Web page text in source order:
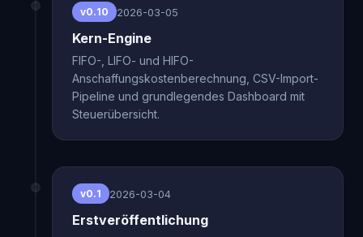
v0.10 2026-03-05
Kern-Engine
FIFO-, LIFO- und HIFO-
Anschaffungskostenberechnung, CSV-Import-
Pipeline und grundlegendes Dashboard mit
Steuerübersicht.
v0.1 2026-03-04
Erstveröffentlichung